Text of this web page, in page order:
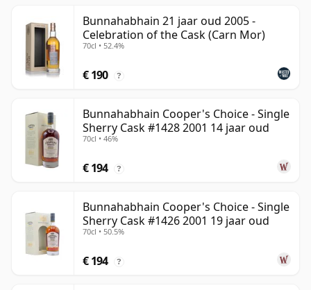
Bunnahabhain 21 jaar oud 2005 -
Celebration of the Cask (Carn Mor)
70cl • 52.4%
€ 190 ?
Bunnahabhain Cooper's Choice - Single
Sherry Cask #1428 2001 14 jaar oud
70cl • 46%
€ 194 ?
Bunnahabhain Cooper's Choice - Single
Sherry Cask #1426 2001 19 jaar oud
70cl • 50.5%
€ 194 ?